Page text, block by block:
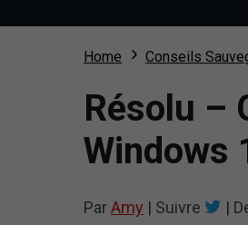
Home Conseils
Résolu –
Windows
ParAmy | Suivre |